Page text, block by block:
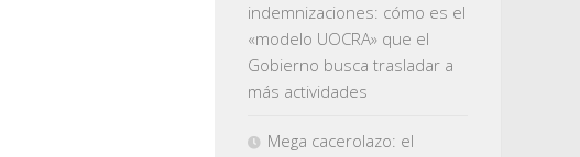
indemnizaciones: cómo es el
«modelo UOCRA» que el
Gobierno busca trasladar a
más actividades
Mega cacerolazo: el